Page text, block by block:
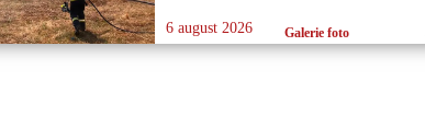
localizarea și lichidarea a patru
vegetație uscată, produse în
6 august 2026 Galerie foto